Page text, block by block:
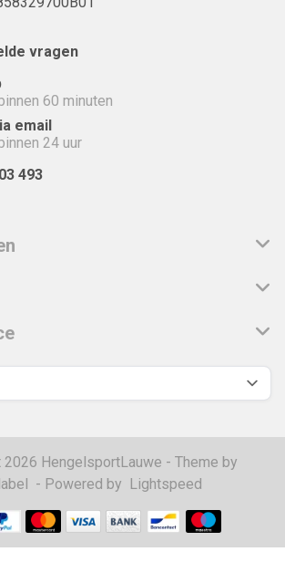
vragen
60 minuten
email
24 uur
493
HengelsportLauwe - Theme by
- Powered by Lightspeed